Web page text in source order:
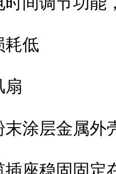
耗低
扇
末涂层金属外